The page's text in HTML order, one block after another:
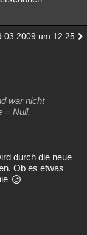
um 12:25
war nicht
= Null.
durch die neue
Ob es etwas